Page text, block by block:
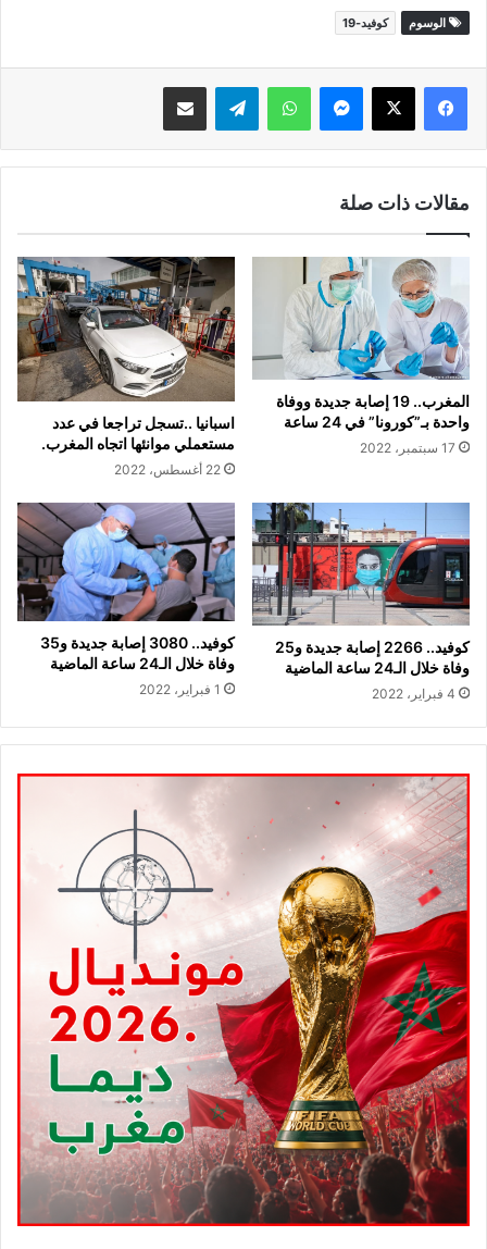
الوسوم كوفيد-19
واتساب تيلقرام
مقالات ذات صلة
المغرب.. 19 إصابة جديدة ووفاة
واحدة بـ”كورونا” في 24 ساعة
17 سبتمبر، 2022
اسبانيا ..تسجل تراجعا في عدد
مستعملي موانئها اتجاه المغرب.
22 أغسطس، 2022
كوفيد.. 2266 إصابة جديدة و25
وفاة خلال الـ24 ساعة الماضية
4 فبراير، 2022
كوفيد.. 3080 إصابة جديدة و35
وفاة خلال الـ24 ساعة الماضية
1 فبراير، 2022